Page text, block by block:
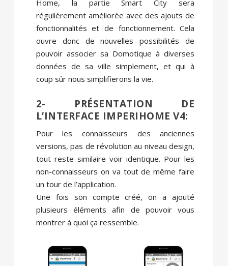
Home, la partie Smart City sera
régulièrement améliorée avec des ajouts de
fonctionnalités et de fonctionnement. Cela
ouvre donc de nouvelles possibilités de
pouvoir associer sa Domotique à diverses
données de sa ville simplement, et qui à
coup sûr nous simplifierons la vie.
2- PRÉSENTATION DE
L’INTERFACE IMPERIHOME V4:
Pour les connaisseurs des anciennes
versions, pas de révolution au niveau design,
tout reste similaire voir identique. Pour les
non-connaisseurs on va tout de même faire
un tour de l’application.
Une fois son compte créé, on a ajouté
plusieurs éléments afin de pouvoir vous
montrer à quoi ça ressemble.